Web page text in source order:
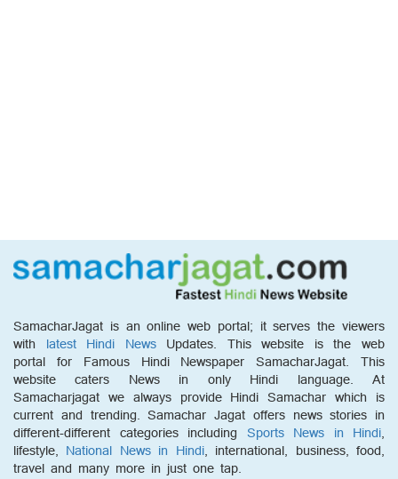
SamacharJagat is an online web portal; it serves the viewers
with latest Hindi NewsUpdates. This website is the web
portal for Famous Hindi Newspaper SamacharJagat. This
website caters News in only Hindi language. At
Samacharjagat we always provide Hindi Samachar which is
current and trending. Samachar Jagat offers news stories in
different-different categories including Sports News in Hindi,
lifestyle, National News in Hindi, international, business, food,
travel and many more in just one tap.